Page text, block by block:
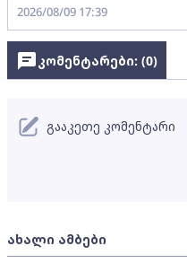
2026/08/09 17:39
ახალი ამბები
კომენტარები: (0)
გააკეთე კომენტარი